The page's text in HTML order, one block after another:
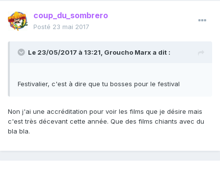
coup_du_sombrero
Posté 23 mai 2017
Le 23/05/2017 à 13:21, Groucho Marx a dit :
Festivalier, c'est à dire que tu bosses pour le festival
Non j'ai une accréditation pour voir les films que je désire mais
c'est très décevant cette année. Que des films chiants avec du
bla bla.